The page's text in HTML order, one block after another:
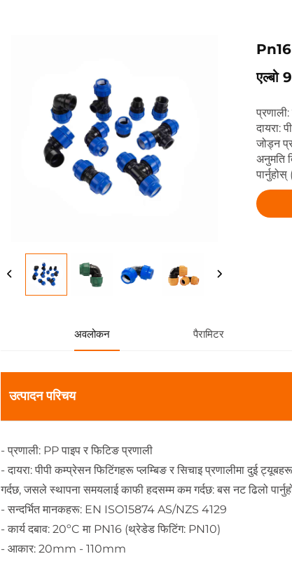
Pn16
एल्बो
प्रणाली:
दायरा:
जोड्न
अनुमति
अवलोकन पैरामिटर
उत्पादन परिचय
- प्रणाली: PP पाइप र फिटिङ प्रणाली
- दायरा: पीपी कम्प्रेसन फिटिंगहरू प्लम्बिङ र सिचाइ प्रणालीमा दुई
गर्दछ, जसले स्थापना समयलाई काफी हदसम्म कम गर्दछ: बस नट ढिलो
- सन्दर्भित मानकहरू: EN ISO15874 AS/NZS 4129
- कार्य दबाव: 20ºC मा PN16 (थ्रेडेड फिटिंग: PN10)
- आकार: 20mm - 110mm